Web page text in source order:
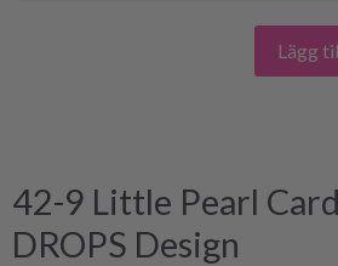
Lägg
42-9 Little Pearl
DROPS Design